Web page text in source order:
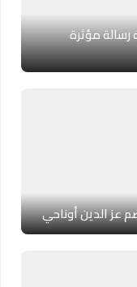
مؤثرة
عز الدين أوناحي